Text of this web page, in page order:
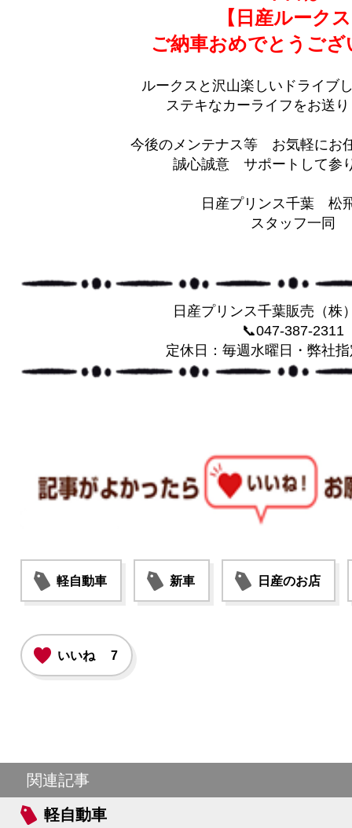
【日産ルーク
ご納車おめでとうご
ルークスと沢山楽しいドライブ
ステキなカーライフをお送
今後のメンテナス等 お気軽にお
誠心誠意 サポートして参
日産プリンス千葉 松
スタッフ一同
日産プリンス千葉販売（株
📞047-387-2311
定休日：毎週水曜日・弊社
軽自動車 新車 日産のお店
いいね 7
関連記事
軽自動車